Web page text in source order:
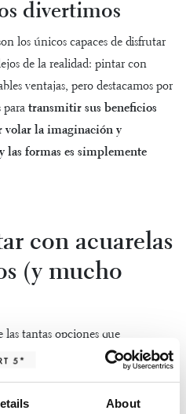
About
divertimos
los únicos capaces de disfrutar
de la realidad: pintar con
ventajas, pero destacamos por
para transmitir sus beneficios
volar la imaginación y
las formas es simplemente
con acuarelas
(y mucho
las tantas opciones que
en Mas Salagros.